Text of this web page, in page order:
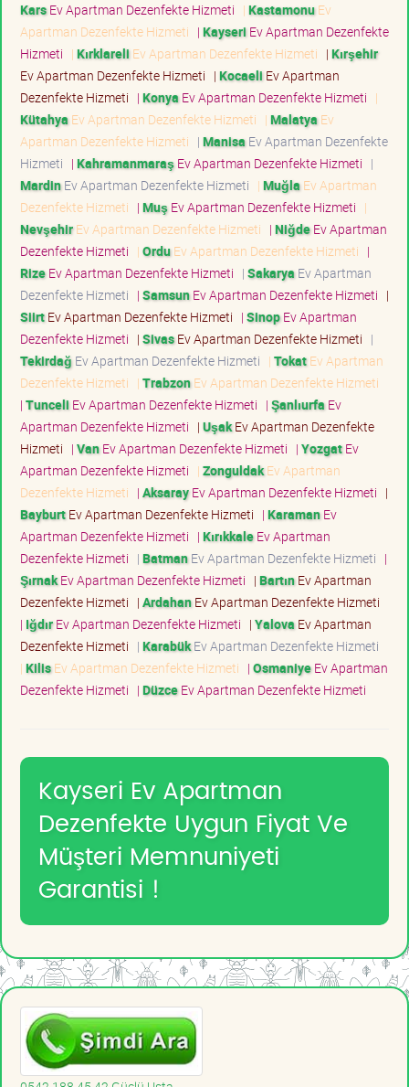
KarsEv Apartman Dezenfekte Hizmeti | KastamonuEv
Apartman Dezenfekte Hizmeti | Kayseri Ev Apartman Dezenfekte
Hizmeti | Kırklareli Ev Apartman Dezenfekte Hizmeti | Kırşehir
Ev Apartman Dezenfekte Hizmeti | Kocaeli Ev Apartman
Dezenfekte Hizmeti | Konya Ev Apartman Dezenfekte Hizmeti |
Kütahya Ev Apartman Dezenfekte Hizmeti | Malatya Ev
Apartman Dezenfekte Hizmeti | Manisa Ev Apartman Dezenfekte
Hizmeti | Kahramanmaraş Ev Apartman Dezenfekte Hizmeti |
MardinEv Apartman Dezenfekte Hizmeti | Muğla Ev Apartman
Dezenfekte Hizmeti | Muş Ev Apartman Dezenfekte Hizmeti |
NevşehirEv Apartman Dezenfekte Hizmeti | NiğdeEv Apartman
Dezenfekte Hizmeti | OrduEv Apartman Dezenfekte Hizmeti |
RizeEv Apartman Dezenfekte Hizmeti | Sakarya Ev Apartman
Dezenfekte Hizmeti | SamsunEv Apartman Dezenfekte Hizmeti |
SiirtEv Apartman Dezenfekte Hizmeti | SinopEv Apartman
Dezenfekte Hizmeti | SivasEv Apartman Dezenfekte Hizmeti |
Tekirdağ Ev Apartman Dezenfekte Hizmeti | TokatEv Apartman
Dezenfekte Hizmeti | TrabzonEv Apartman Dezenfekte Hizmeti
| Tunceli Ev Apartman Dezenfekte Hizmeti | Şanlıurfa Ev
Apartman Dezenfekte Hizmeti | UşakEv Apartman Dezenfekte
Hizmeti | VanEv Apartman Dezenfekte Hizmeti | YozgatEv
Apartman Dezenfekte Hizmeti | ZonguldakEv Apartman
Dezenfekte Hizmeti | AksarayEv Apartman Dezenfekte Hizmeti |
BayburtEv Apartman Dezenfekte Hizmeti | KaramanEv
Apartman Dezenfekte Hizmeti | KırıkkaleEv Apartman
Dezenfekte Hizmeti | BatmanEv Apartman Dezenfekte Hizmeti |
ŞırnakEv Apartman Dezenfekte Hizmeti | BartınEv Apartman
Dezenfekte Hizmeti | ArdahanEv Apartman Dezenfekte Hizmeti
| IğdırEv Apartman Dezenfekte Hizmeti | Yalova Ev Apartman
Dezenfekte Hizmeti | KarabükEv Apartman Dezenfekte Hizmeti
| KilisEv Apartman Dezenfekte Hizmeti | OsmaniyeEv Apartman
Dezenfekte Hizmeti | DüzceEv Apartman Dezenfekte Hizmeti
Kayseri Ev Apartman
Dezenfekte Uygun Fiyat Ve
Müşteri Memnuniyeti
Garantisi !